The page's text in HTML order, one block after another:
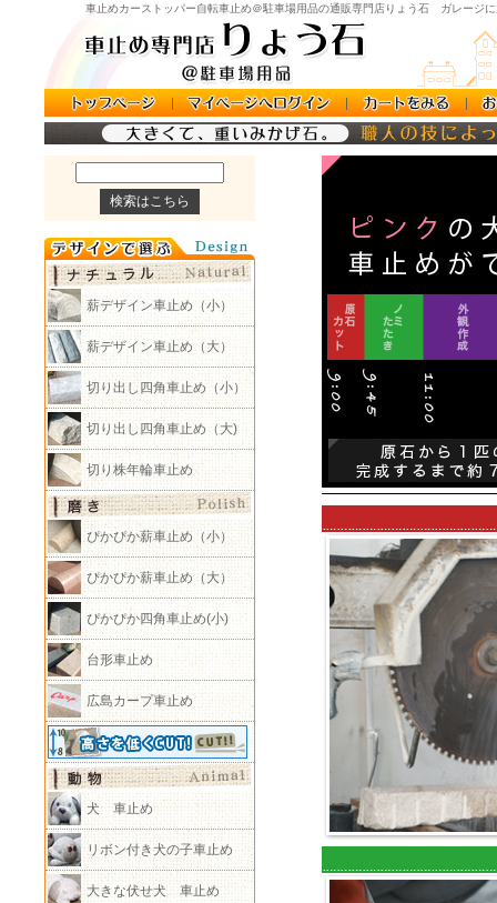
車止めカーストッパー自転車止め＠駐車場用品の通販専門店りょう石 ガレージ
薪デザイン車止め（小）
薪デザイン車止め（大）
切り出し四角車止め（小）
切り出し四角車止め（大)
切り株年輪車止め
ぴかぴか薪車止め（小）
ぴかぴか薪車止め（大）
ぴかぴか四角車止め(小)
台形車止め
広島カープ車止め
犬 車止め
リボン付き犬の子車止め
大きな伏せ犬 車止め